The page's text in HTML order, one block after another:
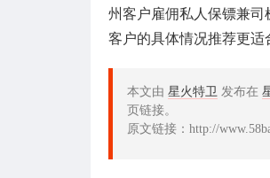
州客户雇佣私人保镖兼
客户的具体情况推荐更适
本文由 星火特卫 发布在
页链接。
原文链接：http://